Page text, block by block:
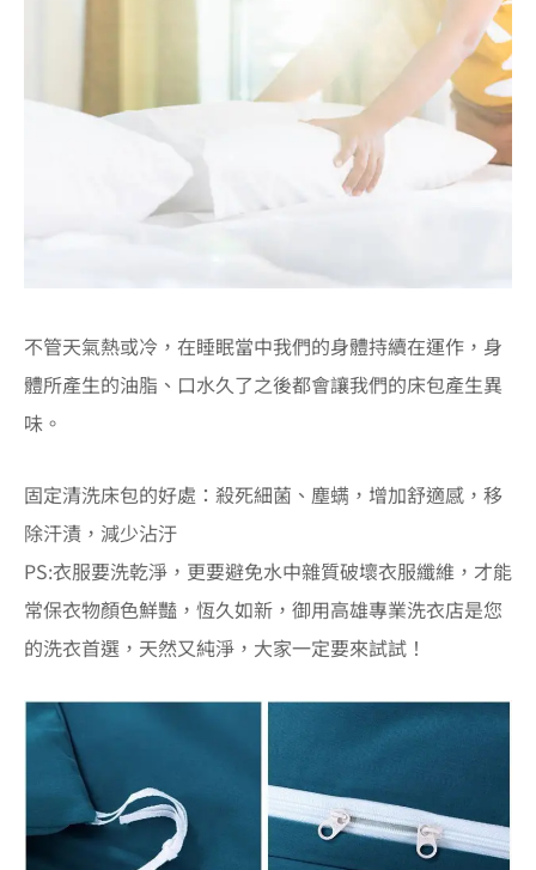
不管天氣熱或冷，在睡眠當中我們的身體持續在運作，身
體所產生的油脂、口水久了之後都會讓我們的床包產生異
味。
固定清洗床包的好處：殺死細菌、塵螨，增加舒適感，移
除汗漬，減少沾汙
PS:衣服要洗乾淨，更要避免水中雜質破壞衣服纖維，才能
常保衣物顏色鮮豔，恆久如新，御用高雄專業洗衣店是您
的洗衣首選，天然又純淨，大家一定要來試試！